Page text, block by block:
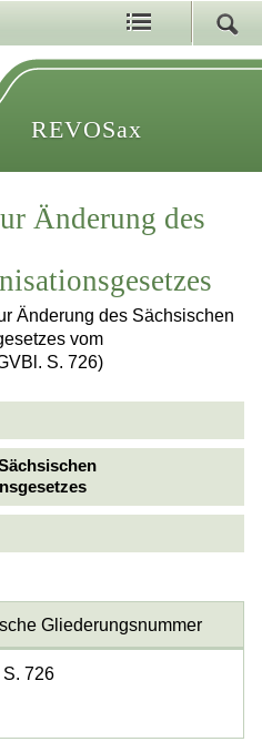
REVOSax
Änderung des
Änderung des Sächsischen
vom
S. 726)
Gliederungsnummer
726